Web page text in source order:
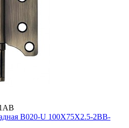
B020-U 100X75X2.5-2BB-